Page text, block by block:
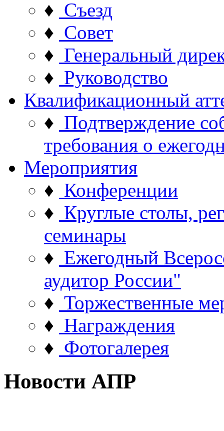
♦ Съезд
♦ Совет
♦ Генеральный
♦ Руководство
Квалификационный
♦ Подтверждение
требования о
Мероприятия
♦ Конференции
♦ Круглые столы,
семинары
♦ Ежегодный
аудитор России"
♦ Торжественные
♦ Награждения
♦ Фотогалерея
Новости АПР